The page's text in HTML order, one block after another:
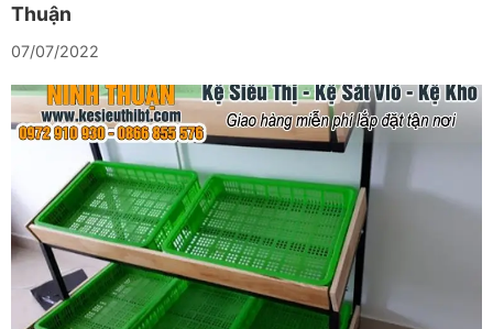
Thuận
07/07/2022